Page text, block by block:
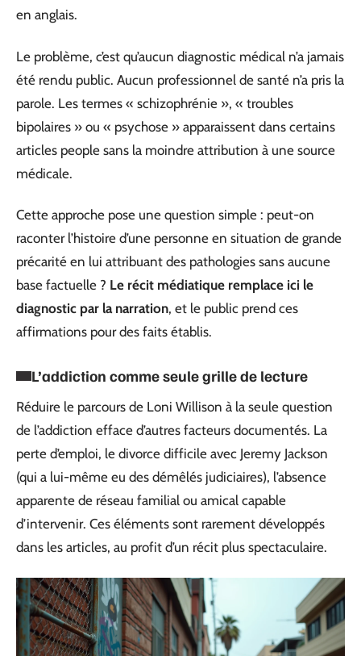
en anglais.
Le problème, c’est qu’aucun diagnostic médical n’a jamais
été rendu public. Aucun professionnel de santé n’a pris la
parole. Les termes « schizophrénie », « troubles
bipolaires » ou « psychose » apparaissent dans certains
articles people sans la moindre attribution à une source
médicale.
Cette approche pose une question simple : peut-on
raconter l’histoire d’une personne en situation de grande
précarité en lui attribuant des pathologies sans aucune
base factuelle ? Le récit médiatique remplace ici le
diagnostic par la narration, et le public prend ces
affirmations pour des faits établis.
L’addiction comme seule grille de lecture
Réduire le parcours de Loni Willison à la seule question
de l’addiction efface d’autres facteurs documentés. La
perte d’emploi, le divorce difficile avec Jeremy Jackson
(qui a lui-même eu des démêlés judiciaires), l’absence
apparente de réseau familial ou amical capable
d’intervenir. Ces éléments sont rarement développés
dans les articles, au profit d’un récit plus spectaculaire.